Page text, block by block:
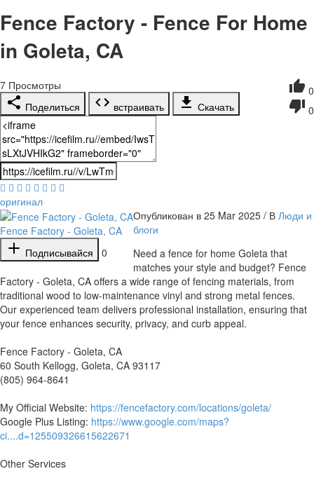
Fence Factory - Fence For Home
in Goleta, CA
0
0
7 Просмотры
Поделиться
встраивать Скачать
оригинал
Fence Factory - Goleta, CA
Подписывайся
0
Опубликован в 25 Mar 2025 / В Люди и
блоги
⁣Need a fence for home Goleta that
matches your style and budget? Fence
Factory - Goleta, CA offers a wide range of fencing materials, from
traditional wood to low-maintenance vinyl and strong metal fences.
Our experienced team delivers professional installation, ensuring that
your fence enhances security, privacy, and curb appeal.
Fence Factory - Goleta, CA
60 South Kellogg, Goleta, CA 93117
(805) 964-8641
My Official Website: https://fencefactory.com/locations/goleta/
Google Plus Listing: https://www.google.com/maps?
ci....d=125509326615622671
Other Services